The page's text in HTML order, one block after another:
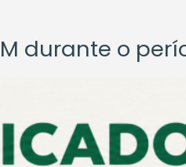
durante o